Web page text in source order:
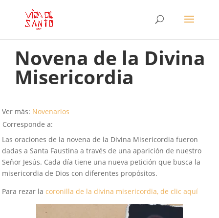
Novena de la Divina
Misericordia
Ver más: Novenarios
Corresponde a:
Las oraciones de la novena de la Divina Misericordia fueron
dadas a Santa Faustina a través de una aparición de nuestro
Señor Jesús. Cada día tiene una nueva petición que busca la
misericordia de Dios con diferentes propósitos.
Para rezar la coronilla de la divina misericordia, de clic aquí